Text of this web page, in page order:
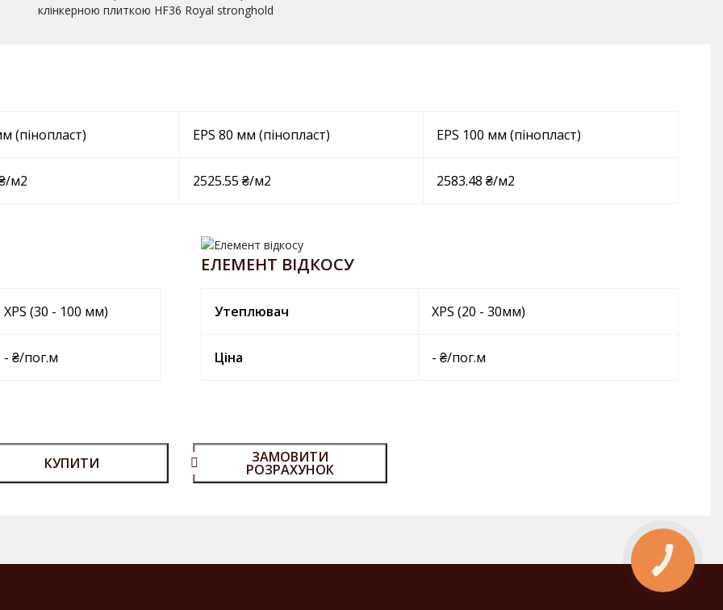
(пінопласт) EPS 80 мм (пінопласт) EPS 100 мм (пінопласт)
м2 2525.55 ₴/м2 2583.48 ₴/м2
XPS (30 - 100 мм)
- ₴/пог.м
ЕЛЕМЕНТ ВІДКОСУ
Утеплювач XPS (20 - 30мм)
Ціна - ₴/пог.м
КУПИТИ ЗАМОВИТИ
РОЗРАХУНОК